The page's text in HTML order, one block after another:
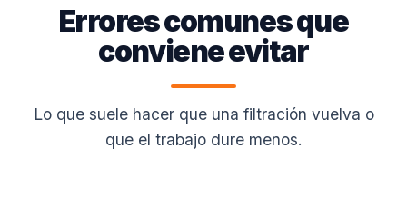
Errores comunes que
conviene evitar
Lo que suele hacer que una filtración vuelva o
que el trabajo dure menos.